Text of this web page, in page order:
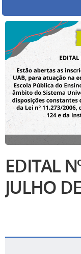
EDITAL
JULHO